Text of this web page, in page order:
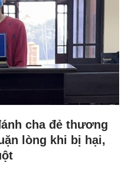
cha đẻ thương
lòng khi bị hại,